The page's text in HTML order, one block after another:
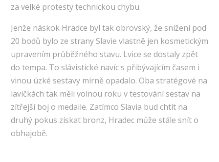
za velké protesty technickou chybu.
Jenže náskok Hradce byl tak obrovský, že snížení pod
20 bodů bylo ze strany Slavie vlastně jen kosmetickým
upravením průběžného stavu. Lvice se dostaly zpět
do tempa. To slávistické navíc s přibývajícím časem i
vinou úzké sestavy mírně opadalo. Oba stratégové na
lavičkách tak měli volnou roku v testování sestav na
zítřejší boj o medaile. Zatímco Slavia bud chtít na
druhý pokus získat bronz, Hradec může stále snít o
obhajobě.